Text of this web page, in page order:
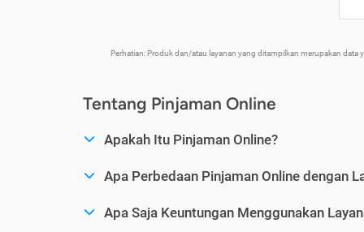
Perhatian: Produk dan/atau layanan yang ditampilkan merupakan
Tentang Pinjaman Online
Apakah Itu Pinjaman Online?
Apa Perbedaan Pinjaman Online dengan
Apa Saja Keuntungan Menggunakan